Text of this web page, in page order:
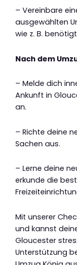
– Vereinbare
ausgewählten
wie z. B.
Nach dem
– Melde dich
Ankunft in
an.
– Richte deine
Sachen aus.
– Lerne deine
erkunde die
Mit unserer
und kannst
Gloucester
Unterstützung